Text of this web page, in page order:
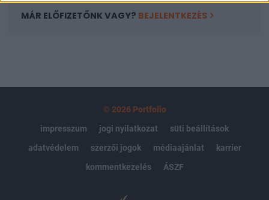
MÁR ELŐFIZETŐNK VAGY? BEJELENTKEZÉS
© 2026 Portfolio
impresszum
jogi nyilatkozat
süti beállítások
adatvédelem
szerzői jogok médiaajánlat
karrier
kommentkezelés
ÁSZF